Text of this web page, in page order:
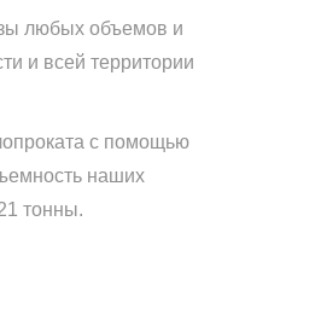
любых объемов и
и всей территории
с помощью
наших
тонны.